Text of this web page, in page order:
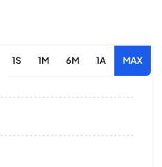
1S 1M 6M 1A MAX